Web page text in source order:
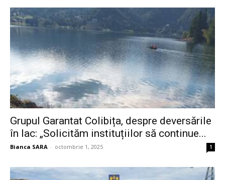
Grupul Garantat Colibița, despre deversările
în lac: „Solicităm instituțiilor să continue...
Bianca SARA - octombrie 1, 2025 1